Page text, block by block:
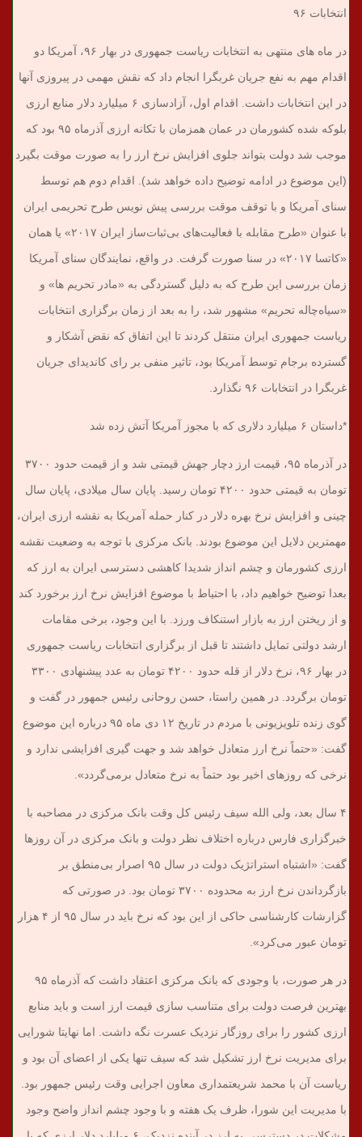
انتخابات ۹۶
در ماه های منتهی به انتخابات ریاست جمهوری در بهار ۹۶، آمریکا دو
اقدام مهم به نفع جریان غربگرا انجام داد که نقش مهمی در پیروزی آنها
در این انتخابات داشت. اقدام اول، آزادسازی ۶ میلیارد دلار منابع ارزی
بلوکه شده کشورمان در عمان همزمان با تکانه ارزی آذرماه ۹۵ بود که
موجب شد دولت بتواند جلوی افزایش نرخ ارز را به صورت موقت بگیرد
(این موضوع در ادامه توضیح داده خواهد شد). اقدام دوم هم توسط
سنای آمریکا و با توقف موقت بررسی پیش نویس طرح تحریمی ایران
با عنوان «طرح مقابله با فعالیت‌های بی‌ثبات‌ساز ایران ۲۰۱۷» یا همان
«کاتسا ۲۰۱۷» در سنا صورت گرفت. در واقع، نمایندگان سنای آمریکا
زمان بررسی این طرح که به دلیل گستردگی به «مادر تحریم ها» و
«سیاه‌چاله تحریم» مشهور شد، را به بعد از زمان برگزاری انتخابات
ریاست جمهوری ایران منتقل کردند تا این اتفاق که نقض آشکار و
گسترده برجام توسط آمریکا بود، تاثیر منفی بر رای کاندیدای جریان
غربگرا در انتخابات ۹۶ نگذارد.
*داستان ۶ میلیارد دلاری که با مجوز آمریکا آتش زده شد
در آذرماه ۹۵، قیمت ارز دچار جهش قیمتی شد و از قیمت حدود ۳۷۰۰
تومان به قیمتی حدود ۴۲۰۰ تومان رسید. پایان سال میلادی، پایان سال
چینی و افزایش نرخ بهره دلار در کنار حمله آمریکا به نقشه ارزی ایران،
مهمترین دلایل این موضوع بودند. بانک مرکزی با توجه به وضعیت نقشه
ارزی کشورمان و چشم انداز شدیدا کاهشی دسترسی ایران به ارز که
بعدا توضیح خواهیم داد، با احتیاط با موضوع افزایش نرخ ارز برخورد کند
و از ریختن ارز به بازار استنکاف ورزد. با این وجود، برخی مقامات
ارشد دولتی تمایل داشتند تا قبل از برگزاری انتخابات ریاست جمهوری
در بهار ۹۶، نرخ دلار از قله حدود ۴۲۰۰ تومان به عدد پیشنهادی ۳۳۰۰
تومان برگردد. در همین راستا، حسن روحانی رئیس جمهور در گفت و
گوی زنده تلویزیونی با مردم در تاریخ ۱۲ دی ماه ۹۵ درباره این موضوع
گفت: «حتماً نرخ ارز متعادل خواهد شد و جهت گیری افزایشی ندارد و
نرخی که روزهای اخیر بود حتماً به نرخ متعادل برمی‌گردد».
۴ سال بعد، ولی الله سیف رئیس کل وقت بانک مرکزی در مصاحبه با
خبرگزاری فارس درباره اختلاف نظر دولت و بانک مرکزی در آن روزها
گفت: «اشتباه استراتژیک دولت در سال ۹۵ اصرار بی‌منطق بر
بازگرداندن نرخ ارز به محدوده ۳۷۰۰ تومان بود. در صورتی که
گزارشات کارشناسی حاکی از این بود که نرخ باید در سال ۹۵ از ۴ هزار
تومان عبور می‌کرد».
در هر صورت، با وجودی که بانک مرکزی اعتقاد داشت که آذرماه ۹۵
بهترین فرصت دولت برای متناسب سازی قیمت ارز است و باید منابع
ارزی کشور را برای روزگار نزدیک عسرت نگه داشت. اما نهایتا شورایی
برای مدیریت نرخ ارز تشکیل شد که سیف تنها یکی از اعضای آن بود و
ریاست آن با محمد شریعتمداری معاون اجرایی وقت رئیس جمهور بود.
با مدیریت این شورا، ظرف یک هفته و با وجود چشم انداز واضح وجود